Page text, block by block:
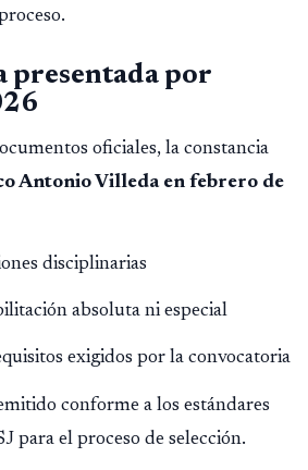
presentada por
oficiales, la constancia
Antonio Villeda en febrero de
disciplinarias
absoluta ni especial
exigidos por la convocatoria
conforme a los estándares
para el proceso de selección.